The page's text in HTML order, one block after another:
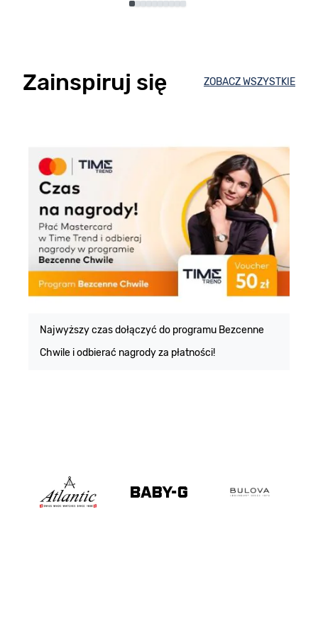
Zainspiruj się ZOBACZ WSZYSTKIE
Najwyższy czas dołączyć do programu Bezcenne
Chwile i odbierać nagrody za płatności!